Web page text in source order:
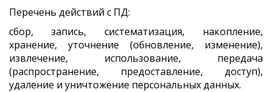
Перечень действий с ПД:
сбор, запись, систематизация, накопление,
хранение, уточнение (обновление, изменение),
извлечение, использование, передача
(распространение, предоставление, доступ),
удаление и уничтожение персональных данных.